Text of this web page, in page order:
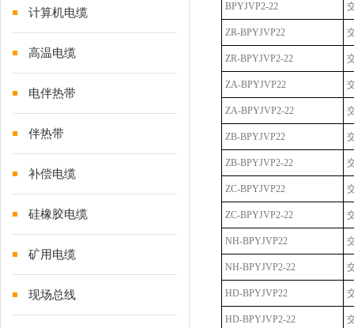
计算机电缆
高温电缆
电伴热带
伴热带
补偿电缆
硅橡胶电缆
矿用电缆
现场总线
BPYJVP2-22
ZR-BPYJVP22
ZR-BPYJVP2-22
ZA-BPYJVP22
ZA-BPYJVP2-22
ZB-BPYJVP22
ZB-BPYJVP2-22
ZC-BPYJVP22
ZC-BPYJVP2-22
NH-BPYJVP22
NH-BPYJVP2-22
HD-BPYJVP22
HD-BPYJVP2-22